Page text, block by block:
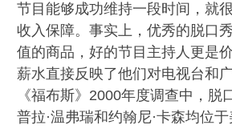
节目能够成功维持一段时间，就
收入保障。事实上，优秀的脱口
值的商品，好的节目主持人更是
薪水直接反映了他们对电视台和
《福布斯》2000年度调查中，脱
普拉·温弗瑞和约翰尼·卡森均位